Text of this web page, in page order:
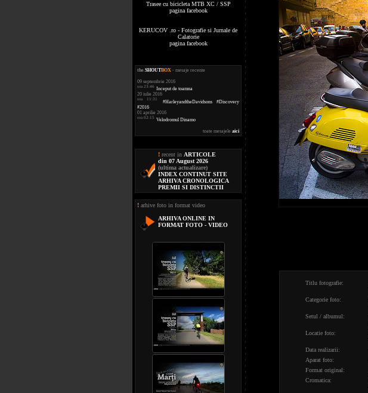
Trasee cu bicicleta MTB XC / SSP
pagina facebook
KERUCOV .ro - Fotografie si Jurnale de
Calatorie
pagina facebook
the.SHOUTBOX - mesaje recente
09 septembrie 2016
ora 23:46 Inceput de toamna
20 iulie 2016
ora 11:31
#HarleyandtheDavidsons #Discovery
#2016
01 aprilie 2016
ora 02:15 Velodromul Dinamo
toate mesajele aici
! recent in ARTICOLE
din 07 August 2026
(ultima actualizare)
INDEX CONTINUT SITE
ARHIVA CRONOLOGICA
PREMII SI DISTINCTII
! arhive foto in format video
ARHIVA ONLINE IN
FORMAT FOTO - VIDEO
Titlu fotografie:
Categorie foto:
Setul / albumul:
Locatie foto:
Data realizarii:
Aparat foto:
Format original:
Cromatica: